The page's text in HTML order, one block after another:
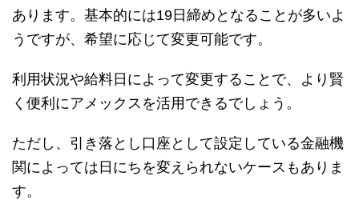
あります。基本的には19日締めとなることが多いよ
うですが、希望に応じて変更可能です。
利用状況や給料日によって変更することで、より賢
く便利にアメックスを活用できるでしょう。
ただし、引き落とし口座として設定している金融機
関によっては日にちを変えられないケースもありま
す。